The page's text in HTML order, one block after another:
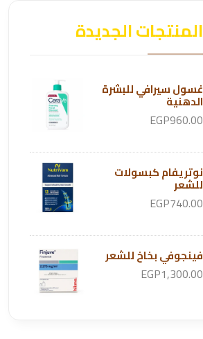
المنتجات الجديدة
غسول سيرافي للبشرة
الدهنية
EGP960.00
نوتريفام كبسولات
للشعر
EGP740.00
فينجوفي بخاخ للشعر
EGP1,300.00